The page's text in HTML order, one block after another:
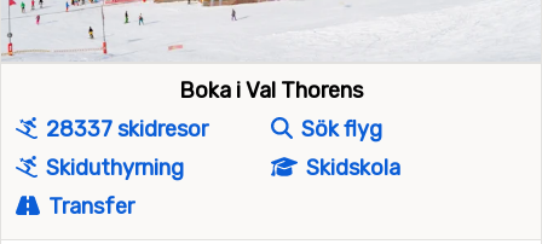
Boka i Val Thorens
28337 skidresor
Sök flyg
Skiduthyrning
Skidskola
Transfer